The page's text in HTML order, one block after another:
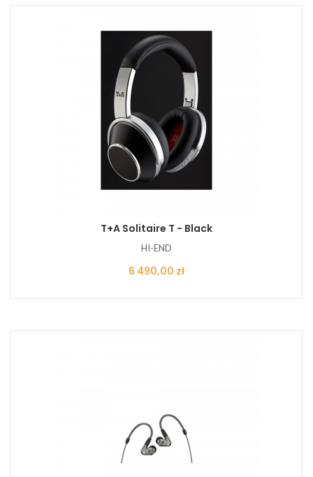
T+A Solitaire T - Black
HI-END
Cena
6 490,00 zł